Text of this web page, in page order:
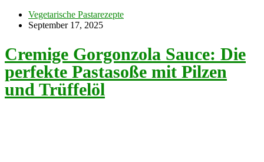
Vegetarische Pastarezepte
September 17, 2025
Cremige Gorgonzola Sauce: Die
perfekte Pastasoße mit Pilzen
und Trüffelöl